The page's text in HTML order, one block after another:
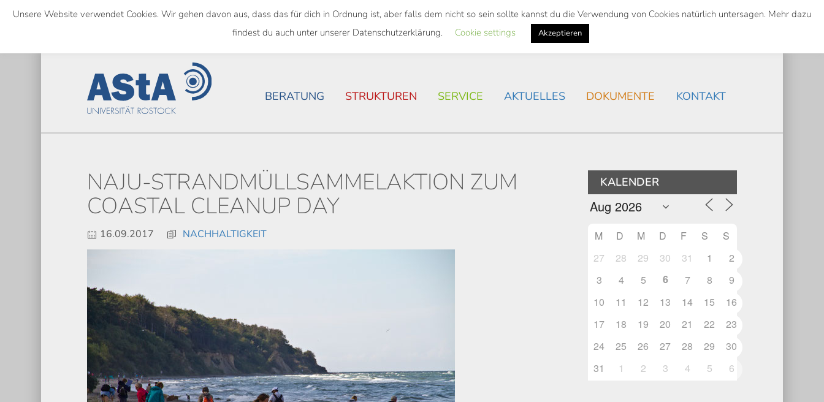
Skip
content
Suche
Search
SEMESTERTICKET ALS BUNDESWEITES TICKET AKTUELLES
BERATUNG STRUKTUREN SERVICE AKTUELLES DOKUMENTE KONTAKT
NAJU-STRANDMÜLLSAMMELAKTION ZUM
COASTAL CLEANUP DAY
16.09.2017 NACHHALTIGKEIT
KALENDER
M D M D F S
S
27
28 29 30 31 1
2
3
4 5 6 7 8
9
10
11 12 13 14 15
16
17
18 19 20 21 22
23
24
25 26 27 28 29
30
31
1 2 3 4 5 6
Unsere Website verwendet Cookies. Wir gehen davon aus, dass das für dich in Ordnung ist, aber falls dem nicht so sein sollte kannst du die Verwendung von Cookies natürlich untersagen. Mehr dazu
findest du auch unter unserer Datenschutzerklärung.
Cookie settings Akzeptieren